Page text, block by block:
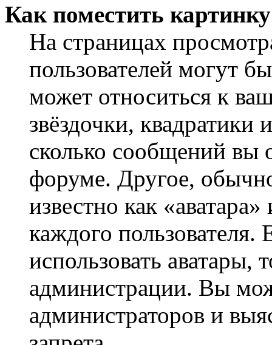
Как поместить
На страницах
пользователей могут
может относиться к
звёздочки,
сколько сообщений вы
форуме. Другое,
известно как
каждого
использовать аватары,
администрации. Вы
администраторов и